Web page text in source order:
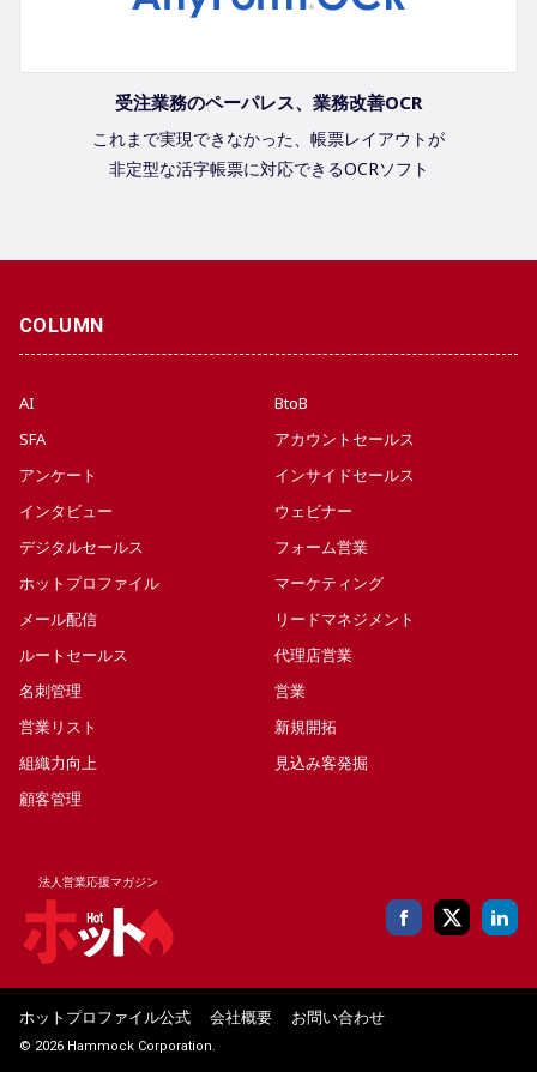
受注業務のペーパレス、業務改善OCR
これまで実現できなかった、帳票レイアウトが
非定型な活字帳票に対応できるOCRソフト
COLUMN
AI
BtoB
SFA
アカウントセールス
アンケート
インサイドセールス
インタビュー
ウェビナー
デジタルセールス
フォーム営業
ホットプロファイル
マーケティング
メール配信
リードマネジメント
ルートセールス
代理店営業
名刺管理
営業
営業リスト
新規開拓
組織力向上
見込み客発掘
顧客管理
法人営業応援マガジン
ホットプロファイル公式 会社概要 お問い合わせ
© 2026 Hammock Corporation.